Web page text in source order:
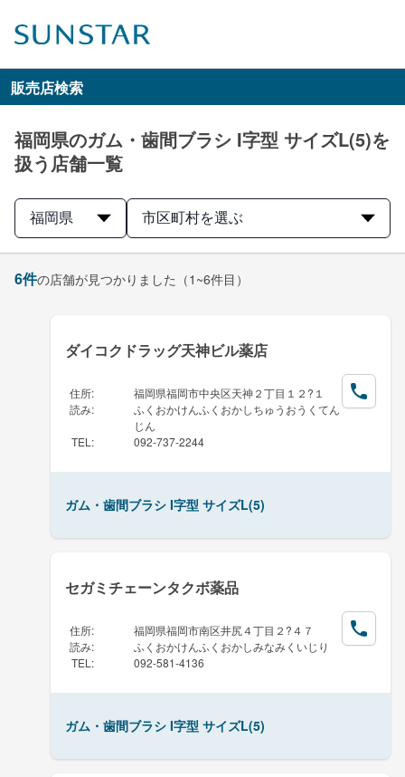
販売店検索
福岡県のガム・歯間ブラシ I字型 サイズL(5)を
扱う店舗一覧
福岡県 市区町村を選ぶ
6件の店舗が見つかりました （1~6件目）
ダイコクドラッグ天神ビル薬店
住所:
福岡県福岡市中央区天神２丁目１２?１
読み:
ふくおかけんふくおかしちゅうおうくてん
じん
TEL : 092-737-2244
ガム・歯間ブラシ I字型 サイズL(5)
セガミチェーンタクボ薬品
住所:
福岡県福岡市南区井尻４丁目２?４７
読み:
ふくおかけんふくおかしみなみくいじり
TEL : 092-581-4136
ガム・歯間ブラシ I字型 サイズL(5)